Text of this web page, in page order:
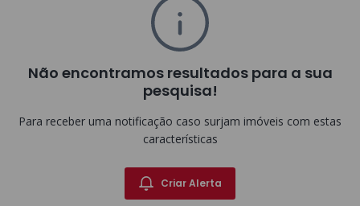
Não encontramos resultados para a sua
pesquisa!
Para receber uma notificação caso surjam imóveis com estas
características
Criar Alerta